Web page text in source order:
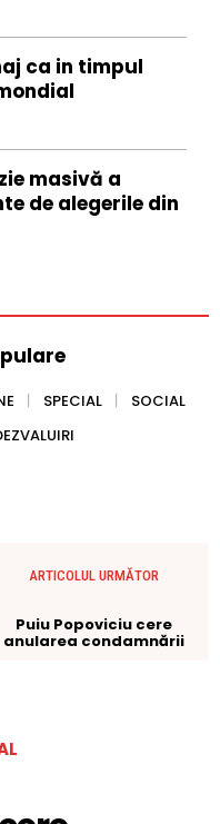
ca in timpul
masivă a
de alegerile din
SPECIAL
SOCIAL
ARTICOLUL URMĂTOR
Puiu Popoviciu cere
anularea condamnării